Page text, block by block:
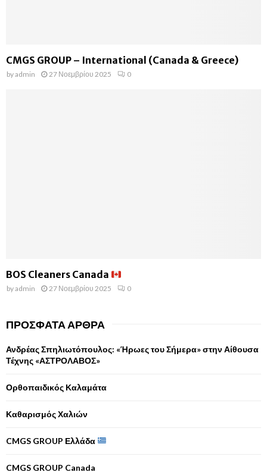
CMGS GROUP – International (Canada & Greece)
byadmin 27 Νοεμβρίου 2025 0
BOS Cleaners Canada
byadmin 27 Νοεμβρίου 2025 0
ΠΡΌΣΦΑΤΑ ΆΡΘΡΑ
Ανδρέας Σπηλιωτόπουλος: «Ήρωες του Σήμερα» στην Αίθουσα
Τέχνης «ΑΣΤΡΟΛΑΒΟΣ»
Ορθοπαιδικός Καλαμάτα
Καθαρισμός Χαλιών
CMGS GROUP Ελλάδα
CMGS GROUP Canada